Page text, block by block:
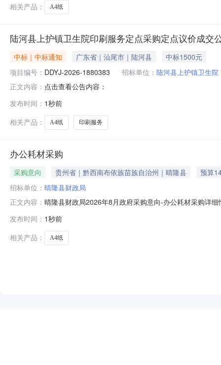
相关产品：
A4纸
陆河县上护镇卫生院印刷服务定点采购定点议价成交
中标｜中标通知 广东省｜汕尾市｜陆河县
中标1500元
项目编号： DDYJ-2026-1880383 招标单位： 陆河县上护镇卫生院
正文内容： 点击查看公告内容：
发布时间： 1秒前
相关产品：
A4纸 印刷服务
办公耗材采购
采购意向 贵州省｜黔西南布依族苗族自治州｜晴隆县
预算
招标单位： 晴隆县财政局
正文内容： 晴隆县财政局2026年8月政府采购意向-办公耗材采购详
印预计采购时间：2026-08备注：本次公开的采购意向
发布时间： 1秒前
相关产品：
A4纸